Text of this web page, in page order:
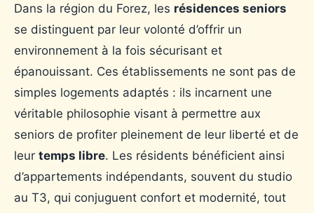
Dans la région du Forez, les résidences seniors
se distinguent par leur volonté d’offrir un
environnement à la fois sécurisant et
épanouissant. Ces établissements ne sont pas de
simples logements adaptés : ils incarnent une
véritable philosophie visant à permettre aux
seniors de profiter pleinement de leur liberté et de
leur temps libre. Les résidents bénéficient ainsi
d’appartements indépendants, souvent du studio
au T3, qui conjuguent confort et modernité, tout